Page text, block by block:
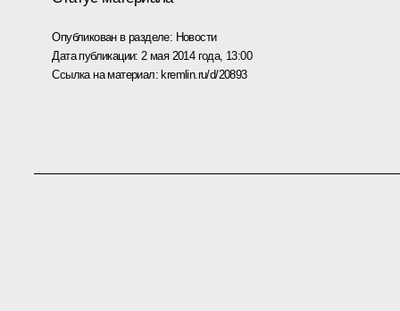
Опубликован в разделе: Новости
Дата публикации: 2 мая 2014 года, 13:00
Ссылка на материал: kremlin.ru/d/20893